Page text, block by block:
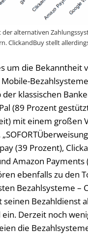
alternativen
ClickandBuy stellt
um die Bekanntheit
klas­si­schen
(89 Pro­zent
mit ei­nem großen
(39 Pro­zent),
Amazon
eben­falls zu den
Bezahlsysteme –
sei­nen Bezahldienst
ein. Derzeit noch
die